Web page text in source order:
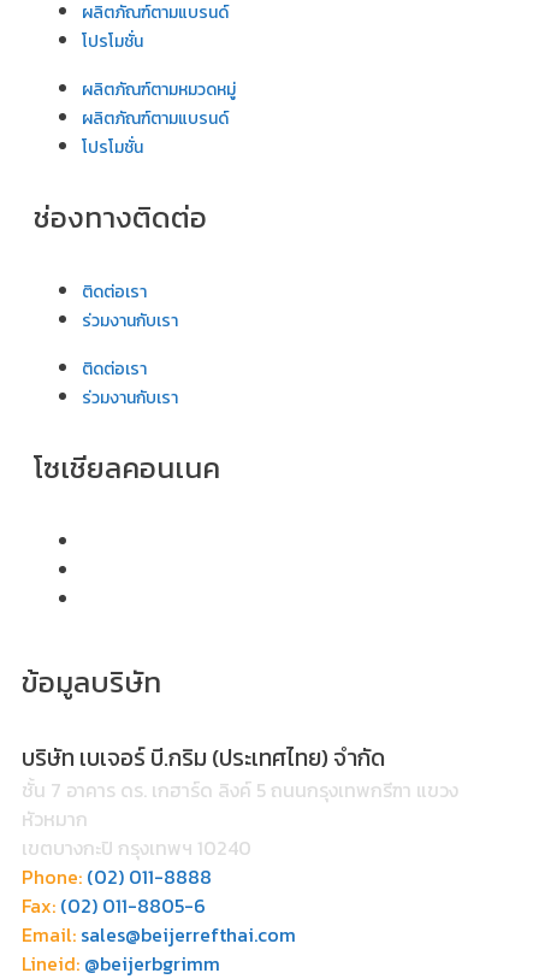
ผลิตภัณฑ์ตามแบรนด์
โปรโมชั่น
ผลิตภัณฑ์ตามหมวดหมู่
ผลิตภัณฑ์ตามแบรนด์
โปรโมชั่น
ช่องทางติดต่อ
ติดต่อเรา
ร่วมงานกับเรา
ติดต่อเรา
ร่วมงานกับเรา
โซเชียลคอนเนค
ข้อมูลบริษัท
บริษัท เบเจอร์ บี.กริม (ประเทศไทย) จำกัด
ชั้น 7 อาคาร ดร. เกฮาร์ด ลิงค์ 5 ถนนกรุงเทพกรีฑา แขวง
หัวหมาก
เขตบางกะปิ กรุงเทพฯ 10240
Phone: (02) 011-8888
Fax: (02) 011-8805-6
Email: sales@beijerrefthai.com
Lineid: @beijerbgrimm